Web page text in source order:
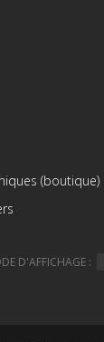
(boutique)
D'AFFICHAGE :